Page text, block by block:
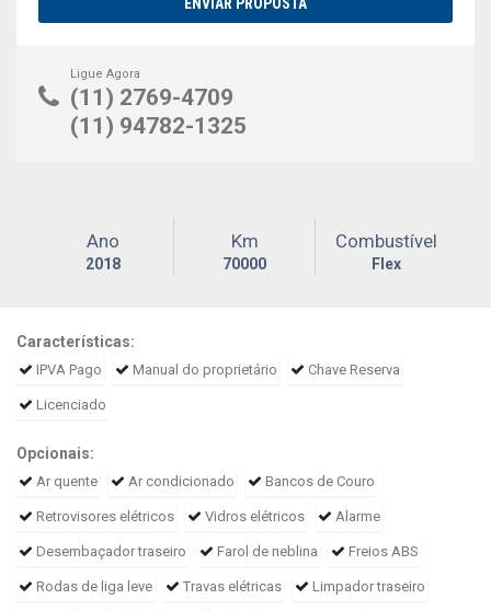
Ligue Agora
(11) 2769-4709
(11) 94782-1325
Ano
2018
Km
70000
Combustível
Flex
Características:
IPVA Pago Manual do proprietário Chave Reserva
Licenciado
Opcionais:
Ar quente Ar condicionado Bancos de Couro
Retrovisores elétricos Vidros elétricos Alarme
Desembaçador traseiro Farol de neblina Freios ABS
Rodas de liga leve Travas elétricas Limpador traseiro